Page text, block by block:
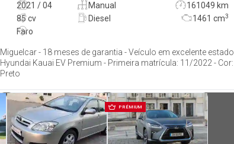
2021 / 04 Manual
161049 km
85 cv
Diesel 1461 cm3
Faro
Miguelcar - 18 meses de garantia - Veículo em excelente estado
Hyundai Kauai EV Premium - Primeira matrícula: 11/2022 - Cor:
Preto
PRÉMIUM